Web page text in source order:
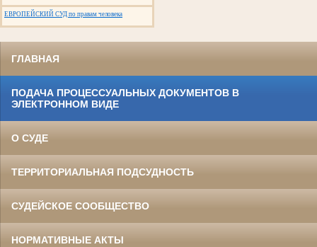
ЕВРОПЕЙСКИЙ СУД по правам человека
ГЛАВНАЯ
ПОДАЧА ПРОЦЕССУАЛЬНЫХ ДОКУМЕНТОВ В
ЭЛЕКТРОННОМ ВИДЕ
О СУДЕ
ТЕРРИТОРИАЛЬНАЯ ПОДСУДНОСТЬ
СУДЕЙСКОЕ СООБЩЕСТВО
НОРМАТИВНЫЕ АКТЫ